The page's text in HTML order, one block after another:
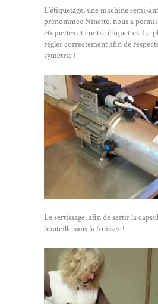
L’étiquetage, une machine semi-
prénommée Ninette, nous a permis
étiquettes et contre étiquettes. Le
régler correctement afin de
symétrie !
Le sertissage, afin de sertir la
bouteille sans la froisser !